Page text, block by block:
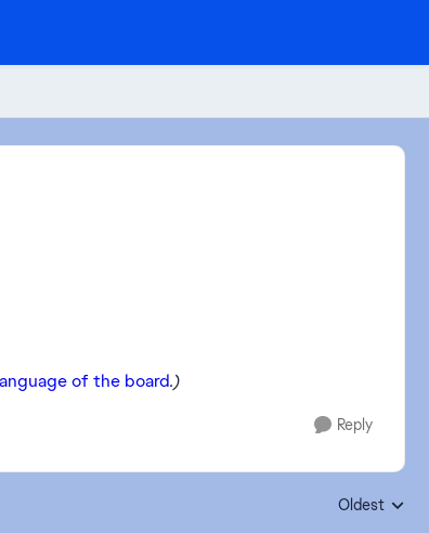
of the board.)
Reply
Replies sorted
Oldest